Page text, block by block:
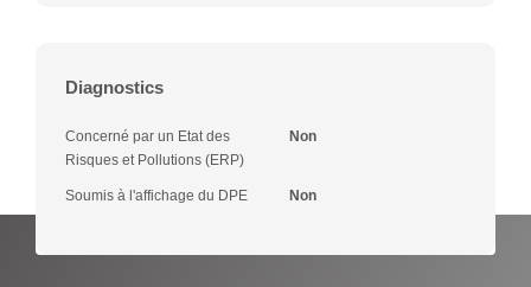
Diagnostics
Concerné par un Etat des
Risques et Pollutions (ERP)
Non
Soumis à l'affichage du DPE Non